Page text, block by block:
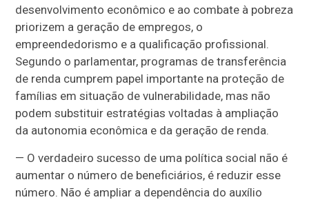
desenvolvimento econômico e ao combate à pobreza
priorizem a geração de empregos, o
empreendedorismo e a qualificação profissional.
Segundo o parlamentar, programas de transferência
de renda cumprem papel importante na proteção de
famílias em situação de vulnerabilidade, mas não
podem substituir estratégias voltadas à ampliação
da autonomia econômica e da geração de renda.
— O verdadeiro sucesso de uma política social não é
aumentar o número de beneficiários, é reduzir esse
número. Não é ampliar a dependência do auxílio